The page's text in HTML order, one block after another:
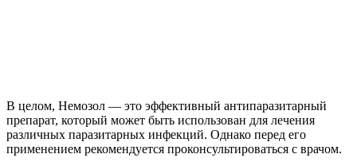
В целом, Немозол — это эффективный антипаразитарный
препарат, который может быть использован для лечения
различных паразитарных инфекций. Однако перед его
применением рекомендуется проконсультироваться с врачом.